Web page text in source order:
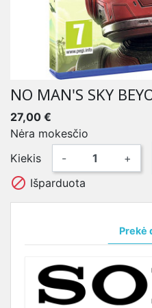
NO MAN'S SKY
27,00 €
Nėra mokesčio
Kiekis
- +
 Išparduota
Prekė